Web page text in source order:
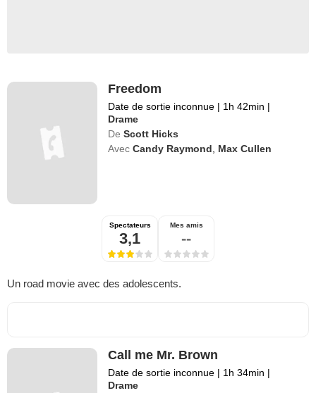
Freedom
Date de sortie inconnue | 1h 42min |
Drame
De Scott Hicks
Avec Candy Raymond Max Cullen
Spectateurs
3,1
Mes amis
--
Un road movie avec des adolescents.
Call me Mr. Brown
Date de sortie inconnue | 1h 34min |
Drame